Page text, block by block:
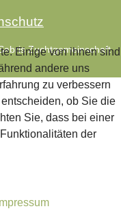
Zuchtgemeinschaft
Einige von ihnen sind
andere uns
zu verbessern
ob Sie die
Sie, dass bei einer
der
Impressum